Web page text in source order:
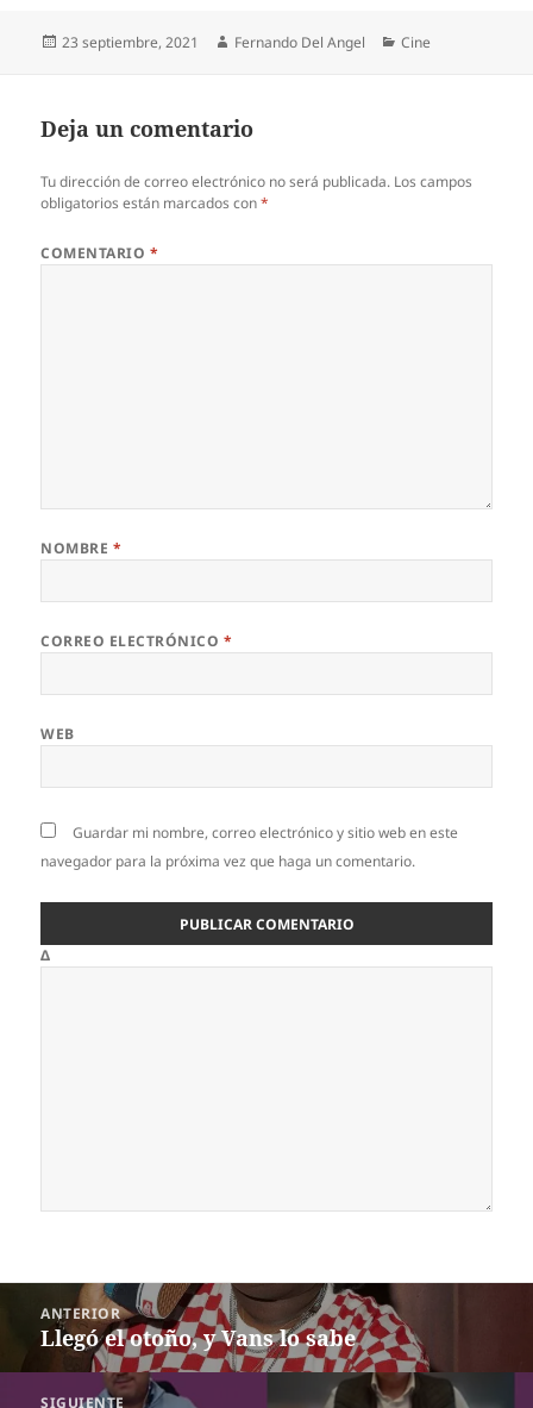
Publicado
23 septiembre, 2021 Autor
Fernando Del Angel Categorías
Cine
Deja un comentario
Tu dirección de correo electrónico no será publicada. Los campos
obligatorios están marcados con*
COMENTARIO *
NOMBRE *
CORREO ELECTRÓNICO *
WEB
Guardar mi nombre, correo electrónico y sitio web en este
navegador para la próxima vez que haga un comentario.
Δ
Navegación
entradas
ANTERIOR
Entrada
anterior:
Llegó el otoño, y Vans lo sabe
SIGUIENTE